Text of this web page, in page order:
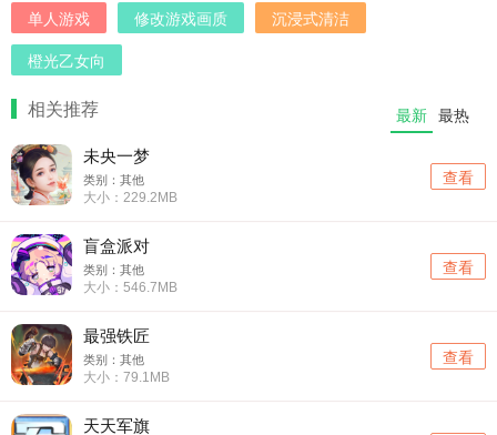
单人游戏
修改游戏画质
沉浸式清洁
橙光乙女向
相关推荐 最新 最热
未央一梦
类别：其他
大小：229.2MB
查看
盲盒派对
类别：其他
大小：546.7MB
查看
最强铁匠
类别：其他
大小：79.1MB
查看
天天军旗